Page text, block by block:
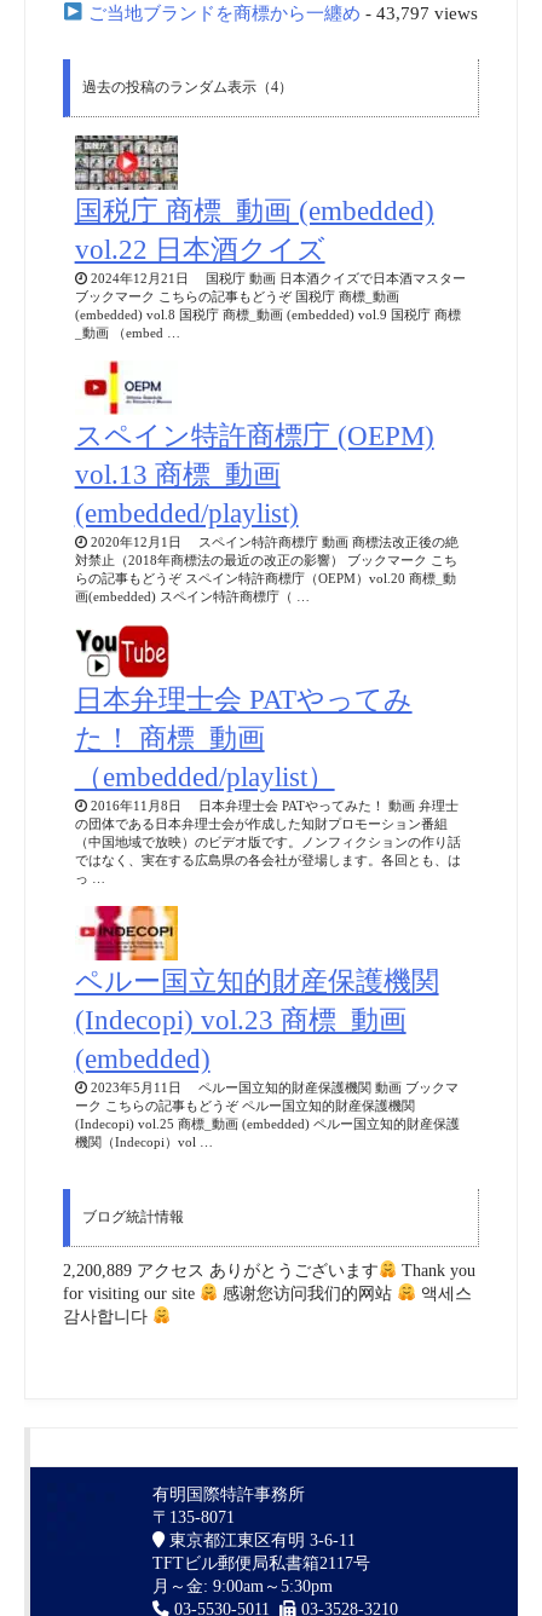
ご当地ブランドを商標から一纏め - 43,797 views
過去の投稿のランダム表示（4）
国税庁 商標_動画 (embedded)
vol.22 日本酒クイズ
2024年12月21日 国税庁 動画 日本酒クイズで日本酒マスター
ブックマーク こちらの記事もどうぞ 国税庁 商標_動画
(embedded) vol.8 国税庁 商標_動画 (embedded) vol.9 国税庁 商標
_動画 （embed …
スペイン特許商標庁 (OEPM)
vol.13 商標_動画
(embedded/playlist)
2020年12月1日 スペイン特許商標庁 動画 商標法改正後の絶
対禁止（2018年商標法の最近の改正の影響） ブックマーク こち
らの記事もどうぞ スペイン特許商標庁（OEPM）vol.20 商標_動
画(embedded) スペイン特許商標庁（ …
日本弁理士会 PATやってみ
た！ 商標_動画
（embedded/playlist）
2016年11月8日 日本弁理士会 PATやってみた！ 動画 弁理士
の団体である日本弁理士会が作成した知財プロモーション番組
（中国地域で放映）のビデオ版です。ノンフィクションの作り話
ではなく、実在する広島県の各会社が登場します。各回とも、は
っ …
ペルー国立知的財産保護機関
(Indecopi) vol.23 商標_動画
(embedded)
2023年5月11日 ペルー国立知的財産保護機関 動画 ブックマ
ーク こちらの記事もどうぞ ペルー国立知的財産保護機関
(Indecopi) vol.25 商標_動画 (embedded) ペルー国立知的財産保護
機関（Indecopi）vol …
ブログ統計情報
2,200,889 アクセス ありがとうございます
Thank you
for visiting our site
感谢您访问我们的网站
액세스
감사합니다
有明国際特許事務所
〒135-8071
東京都江東区有明 3-6-11
TFTビル郵便局私書箱2117号
月～金: 9:00am～5:30pm
03-5530-5011
03-3528-3210